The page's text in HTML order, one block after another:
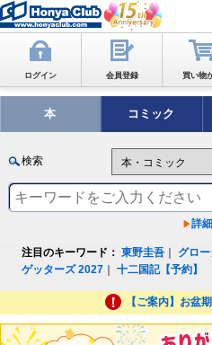
ログイン 会員登録 買い物
本 コミック
検索
詳
注目のキーワード： 東野圭吾 グロ
ゲッターズ 2027 ｜十二国記【予約】
【ご案内】お盆